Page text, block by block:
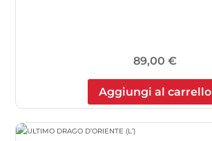
89,00 €
Aggiungi al carrello